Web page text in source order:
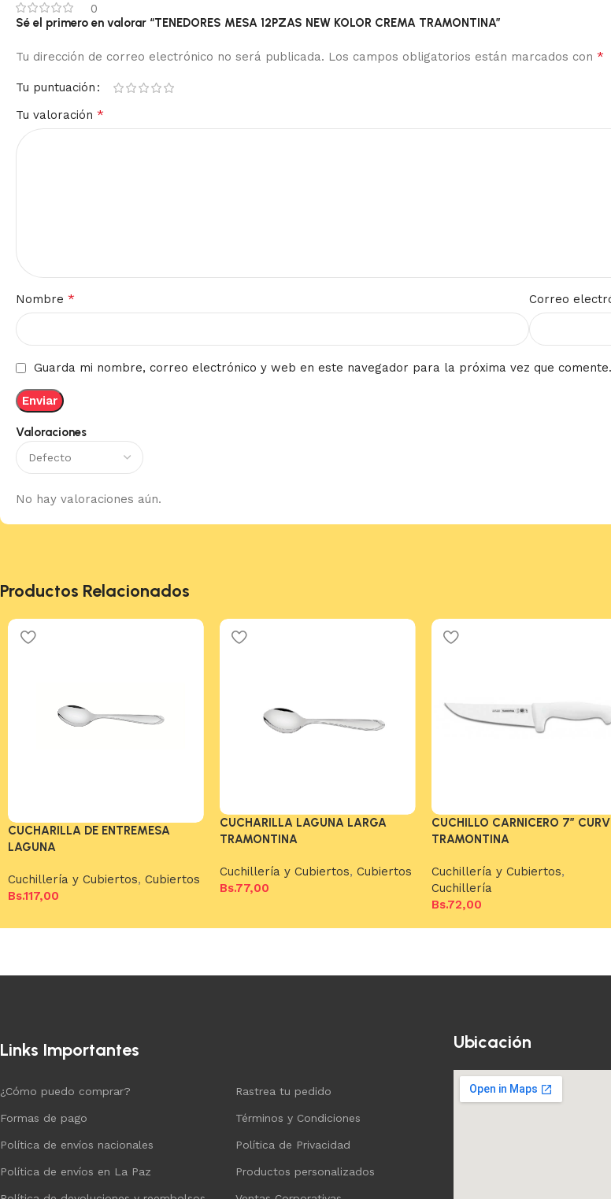
0
Valoraciones
No hay valoraciones aún.
Sé el primero en valorar “TENEDORES MESA 12PZAS NEW KOLOR CREMA TRAMONTINA”
Tu dirección de correo electrónico no será publicada. Los campos obligatorios están marcados con *
Tu puntuación
Tu valoración *
Nombre * Correo
Guarda mi nombre, correo electrónico y web en este navegador para la próxima vez que comente.
Productos Relacionados
CUCHARILLA DE ENTREMESA
LAGUNA
Cuchillería y Cubiertos, Cubiertos
Bs.117,00
CUCHARILLA LAGUNA LARGA
TRAMONTINA
Cuchillería y Cubiertos, Cubiertos
Bs.77,00
CUCHILLO CARNICERO 7″
TRAMONTINA
Cuchillería y Cubiertos,
Cuchillería
Bs.72,00
Añadir al carrito
Links Importantes
¿Cómo puedo comprar?
Formas de pago
Política de envíos nacionales
Política de envíos en La Paz
Rastrea tu pedido
Términos y Condiciones
Política de Privacidad
Productos personalizados
Ubicación